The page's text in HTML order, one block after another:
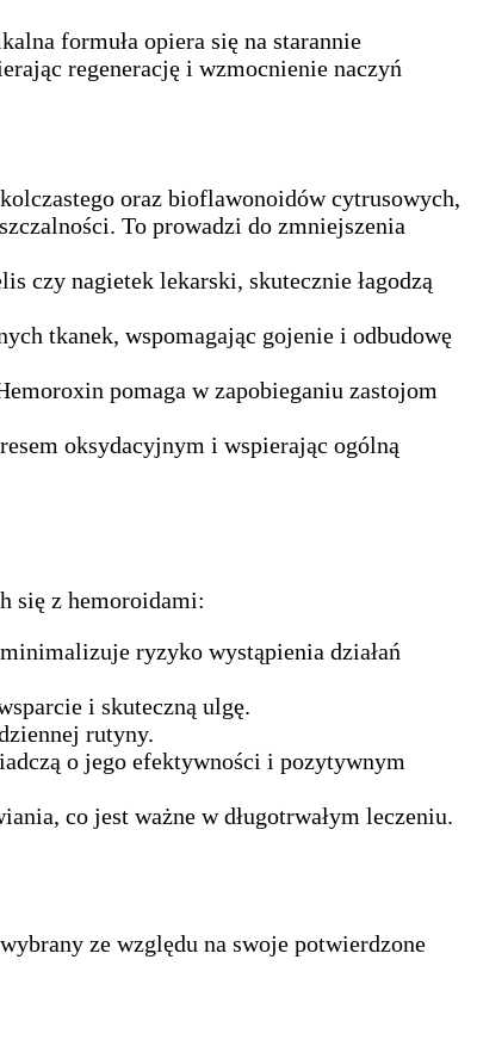
formuła opiera się na starannie
regenerację i wzmocnienie naczyń
oraz bioflawonoidów cytrusowych,
To prowadzi do zmniejszenia
czy nagietek lekarski, skutecznie łagodzą
tkanek, wspomagając gojenie i odbudowę
pomaga w zapobieganiu zastojom
oksydacyjnym i wspierając ogólną
się z hemoroidami:
ryzyko wystąpienia działań
i skuteczną ulgę.
rutyny.
o jego efektywności i pozytywnym
co jest ważne w długotrwałym leczeniu.
ze względu na swoje potwierdzone